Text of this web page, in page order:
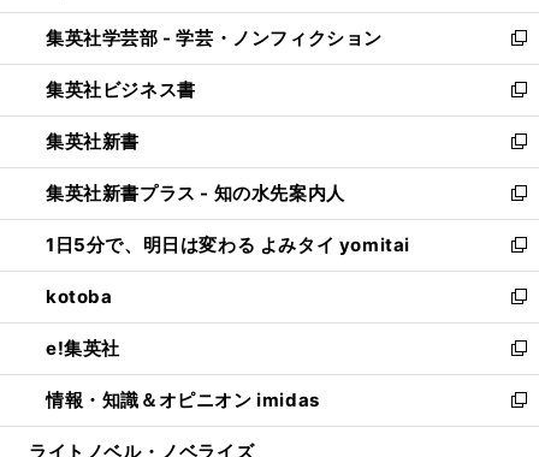
開
く
ウ
で
開
く
ン
ド
ウ
で
開
く
ウ
ィ
ン
ド
ウ
で
開
く
集英社学芸部 - 学芸・ノンフィクション
新
し
い
ウ
ィ
ン
ド
ウ
で
開
く
集英社ビジネス書
新
し
い
ウ
ィ
ン
ド
ウ
で
開
く
集英社新書
新
し
い
ウ
ィ
ン
ド
ウ
で
開
く
集英社新書プラス - 知の水先案内人
新
し
い
ウ
ィ
ン
ド
ウ
で
開
1日5分で、明日は変わる よみタイ yomitai
新
し
い
ウ
ィ
ン
ド
ウ
kotoba
新
し
い
ウ
ィ
ン
e!集英社
新
し
い
ウ
情報・知識＆オピニオン imidas
新
し
ライトノベル・ノベライズ